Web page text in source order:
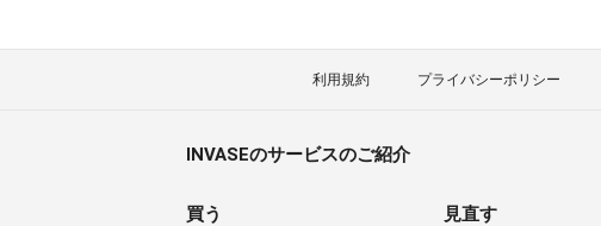
利用規約 プライバシーポリシー
INVASEのサービスのご紹介
買う 見直す